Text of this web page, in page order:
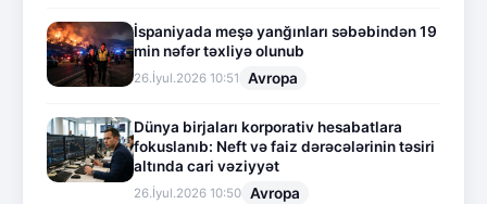
İspaniyada meşə yanğınları səbəbindən 19
min nəfər təxliyə olunub
26.İyul.2026 10:51 Avropa
Dünya birjaları korporativ hesabatlara
fokuslanıb: Neft və faiz dərəcələrinin təsiri
altında cari vəziyyət
26.İyul.2026 10:50 Avropa